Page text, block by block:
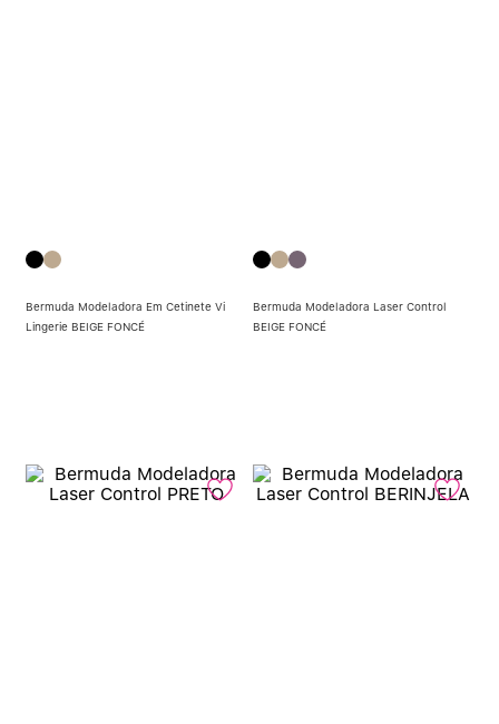
Bermuda Modeladora Em Cetinete Vi
Lingerie BEIGE FONCÉ
Bermuda Modeladora Laser Control
BEIGE FONCÉ